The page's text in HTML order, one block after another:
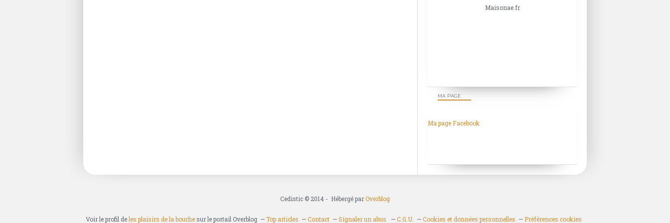
Maisonae.fr
MA PAGE
Ma page Facebook
Cedistic © 2014 - Hébergé parOverblog
Voir le profil deles plaisirs de la bouchesur le portail Overblog Top articles Contact Signaler un abus C.G.U. Cookies et données personnelles Préférences cookies